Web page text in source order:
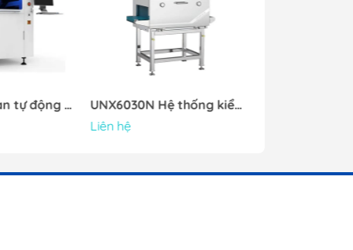
Máy in kem hàn tự động Neoden ND1
UNX6030N Hệ thống kiểm tra Xray trong ngành thực phẩm
Liên hệ